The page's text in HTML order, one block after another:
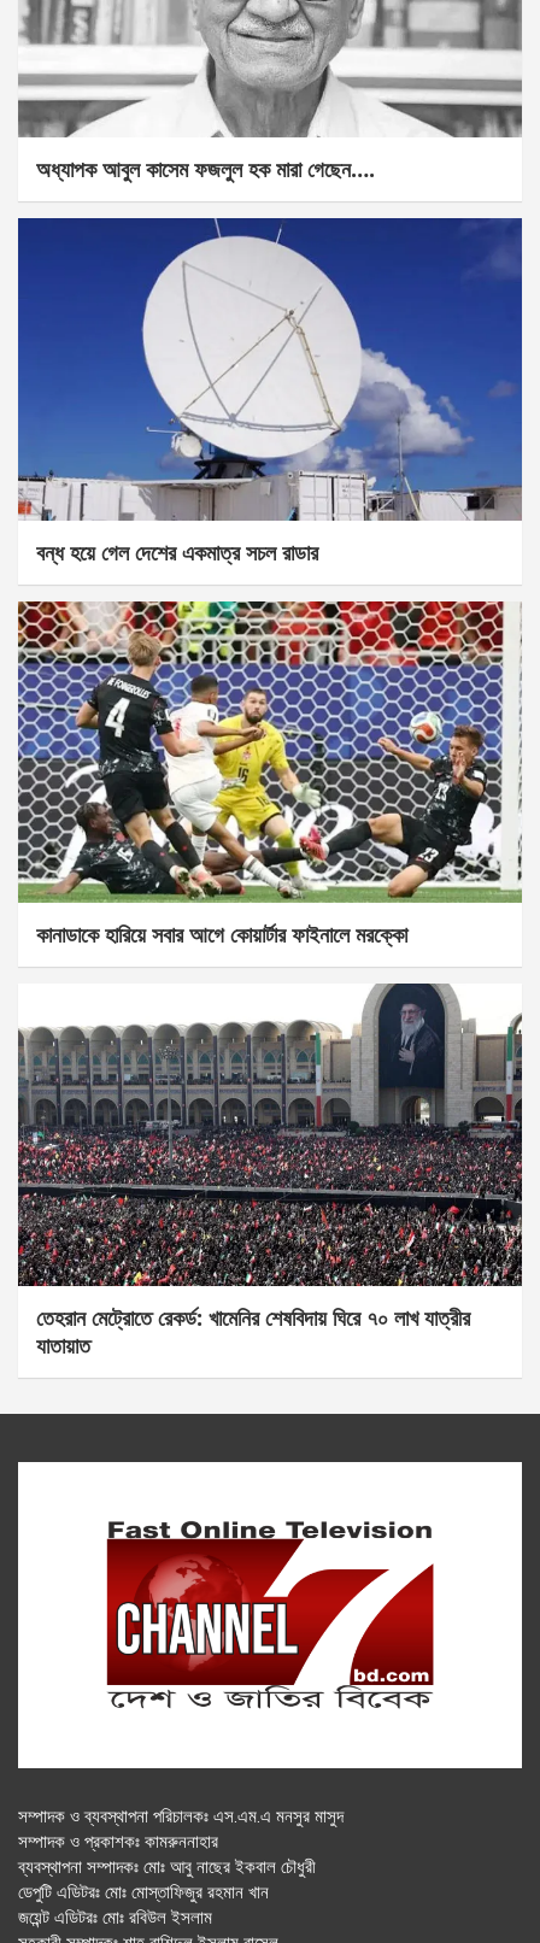
অধ্যাপক আবুল কাসেম ফজলুল হক মারা গেছেন….
বন্ধ হয়ে গেল দেশের একমাত্র সচল রাডার
কানাডাকে হারিয়ে সবার আগে কোয়ার্টার ফাইনালে মরক্কো
তেহরান মেট্রোতে রেকর্ড: খামেনির শেষবিদায় ঘিরে ৭০ লাখ যাত্রীর
যাতায়াত
সম্পাদক ও ব্যবস্থাপনা পরিচালকঃ এস.এম.এ মনসুর মাসুদ
সম্পাদক ও প্রকাশকঃ কামরুননাহার
ব্যবস্থাপনা সম্পাদকঃ মোঃ আবু নাছের ইকবাল চৌধুরী
ডেপুটি এডিটরঃ মোঃ মোস্তাফিজুর রহমান খান
জয়েন্ট এডিটরঃ মোঃ রবিউল ইসলাম